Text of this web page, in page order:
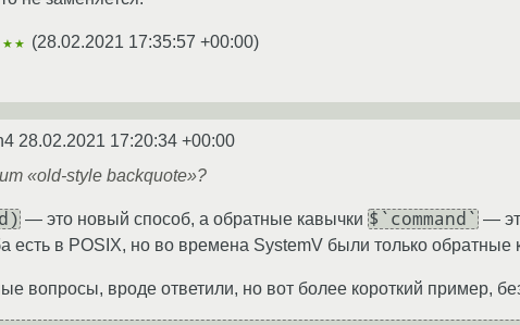
(28.02.2021 17:35:57 +00:00)
28.02.2021 17:20:34 +00:00
«old-style backquote»?
— это новый способ, а обратные кавычки $`command` —
есть в POSIX, но во времена SystemV были только обратные
вопросы, вроде ответили, но вот более короткий пример,